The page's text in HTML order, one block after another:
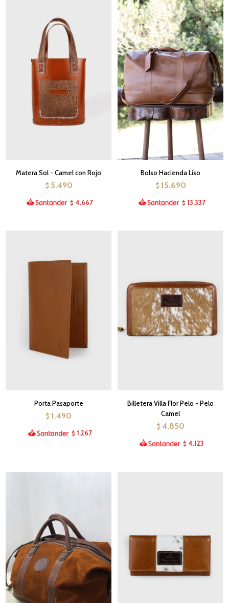
Matera Sol - Camel con Rojo
$ 5.490
$ 4.667
Bolso Hacienda Liso
$ 15.690
$ 13.337
Porta Pasaporte
$ 1.490
$ 1.267
Billetera Villa Flor Pelo - Pelo
Camel
$ 4.850
$ 4.123